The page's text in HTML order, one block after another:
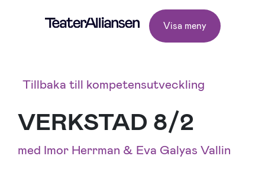
Visa meny
Tillbaka till kompetensutveckling
VERKSTAD 8/2
med Imor Herrman & Eva Galyas Vallin